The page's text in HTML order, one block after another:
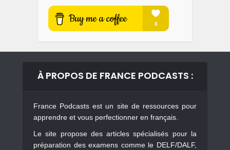
À PROPOS DE FRANCE PODCASTS :
France Podcasts est un site de ressources pour
apprendre et vous perfectionner en français.
Le site propose des articles spécialisés pour la
préparation des examens comme le DELF/DALF,